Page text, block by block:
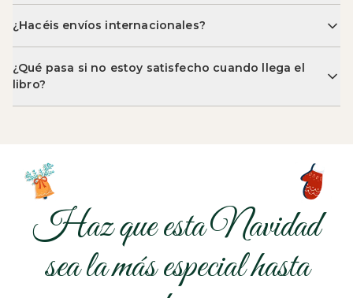
¿Hacéis envíos internacionales?
¿Qué pasa si no estoy satisfecho cuando llega el
libro?
Haz que esta Navidad
sea la más especial hasta